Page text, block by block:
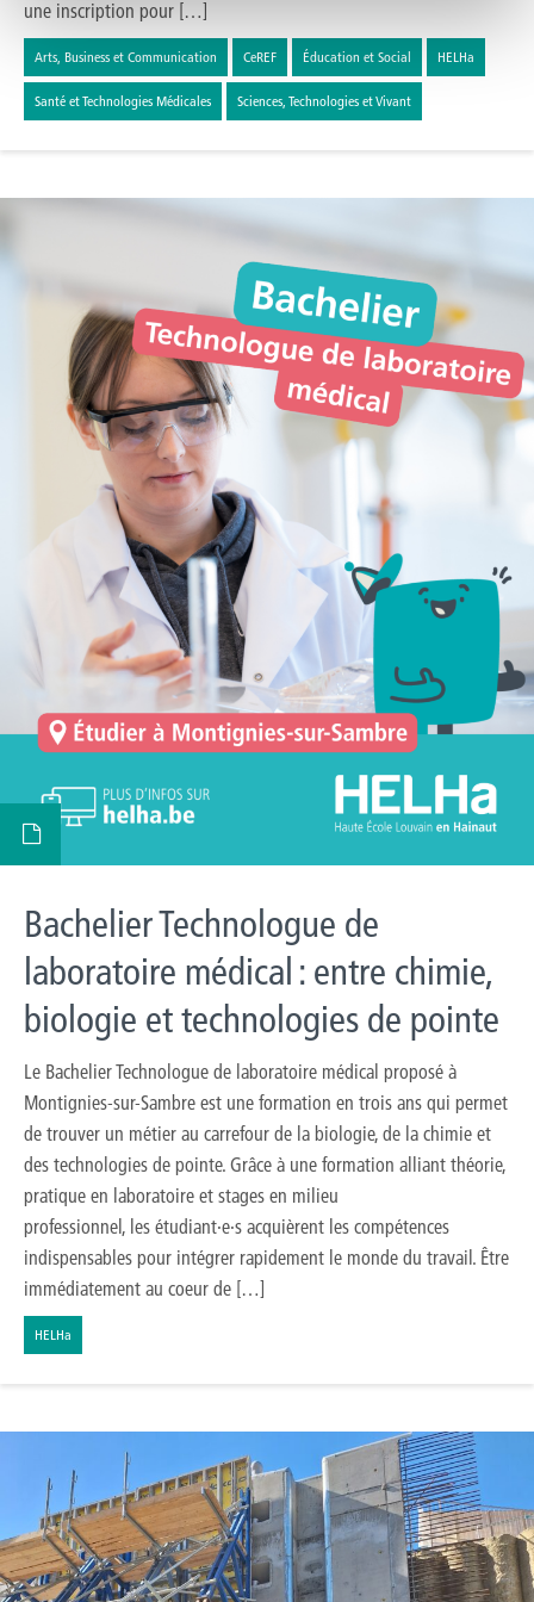
une inscription pour […]
Arts, Business et Communication CeREF Éducation et Social HELHa
Santé et Technologies Médicales Sciences, Technologies et Vivant
Bachelier Technologue de
laboratoire médical : entre chimie,
biologie et technologies de pointe
Le Bachelier Technologue de laboratoire médical proposé à
Montignies-sur-Sambre est une formation en trois ans qui permet
de trouver un métier au carrefour de la biologie, de la chimie et
des technologies de pointe. Grâce à une formation alliant théorie,
pratique en laboratoire et stages en milieu
professionnel, les étudiant·e·s acquièrent les compétences
indispensables pour intégrer rapidement le monde du travail. Être
immédiatement au coeur de […]
HELHa